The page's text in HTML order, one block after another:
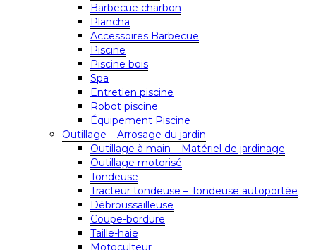
Barbecue charbon
Plancha
Accessoires Barbecue
Piscine
Piscine bois
Spa
Entretien piscine
Robot piscine
Équipement Piscine
Outillage – Arrosage du jardin
Outillage à main – Matériel de jardinage
Outillage motorisé
Tondeuse
Tracteur tondeuse – Tondeuse autoportée
Débroussailleuse
Coupe-bordure
Taille-haie
Motoculteur